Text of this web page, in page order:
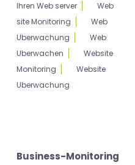
Ihren Web server
Web
site Monitoring
Web
Uberwachung
Web
Uberwachen
Website
Monitoring
Website
Uberwachung
Business-Monitoring